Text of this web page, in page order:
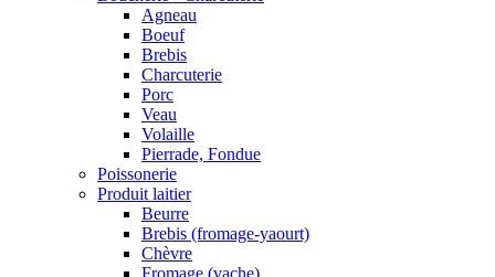
Agneau
Boeuf
Brebis
Charcuterie
Porc
Veau
Volaille
Pierrade, Fondue
Poissonerie
Produit laitier
Beurre
Brebis (fromage-yaourt)
Chèvre
Fromage (vache)